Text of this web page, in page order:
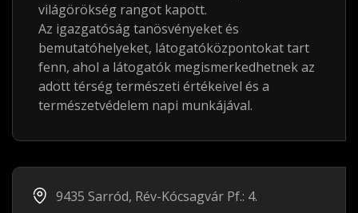
világörökség rangot kapott.
Az igazgatóság tanösvényeket és
bemutatóhelyeket, látogatóközpontokat tart
fenn, ahol a látogatók megismerkedhetnek az
adott térség természeti értékeivel és a
természetvédelem napi munkájával.
9435 Sarród, Rév-Kócsagvár Pf.: 4.